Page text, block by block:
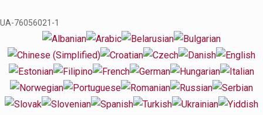
UA-76056021-1